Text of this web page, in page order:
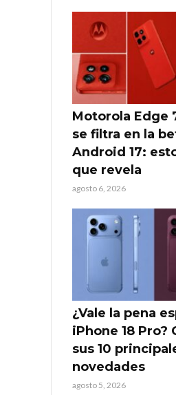
Motorola Edge
se filtra en la
Android 17:
que revela
agosto 6, 2026
¿Vale la pena
iPhone 18 Pro?
sus 10
novedades
agosto 5, 2026